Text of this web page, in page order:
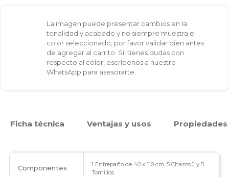
organizador
multiusos
cantidad
La imagen puede presentar cambios en la
tonalidad y acabado y no siempre muestra el
color seleccionado, por favor validar bien antes
de agregar al carrito. Sí, tienes dudas con
respecto al color, escríbenos a nuestro
WhatsApp para asesorarte.
Ficha técnica Ventajas y usos Propiedades
Componentes
1 Entrepaño de 40 x 110 cm, 5 Chazos J y 5
Tornillos